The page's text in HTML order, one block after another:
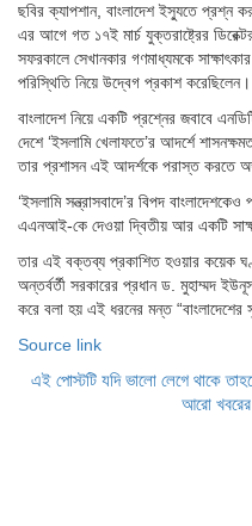
ছবির ক্যাপশান, বাংলাদেশ ইস্যুতে প্রশ্ন
এর আগে গত ১৭ই মার্চ যুক্তরাষ্ট্রের
সফরকালে সেখানকার গণমাধ্যমকে
পরিস্থিতি নিয়ে উদ্বেগ প্রকাশ করেছিলেন।
বাংলাদেশ নিয়ে একটি প্রশ্নের জবাবে
দেশে ‘ইসলামি খেলাফতে’র আদর্শে
তার প্রশাসন এই আদর্শকে পরাস্ত করতে
‘ইসলামি সন্ত্রাসবাদে’র বিপদ
এএনআই-কে দেওয়া দ্বিতীয় আর একটি
তার এই বক্তব্য প্রকাশিত হওয়ার কয়েক
অন্তর্বর্তী সরকারের প্রধান ড. মুহাম্মদ
করে বলা হয় এই ধরনের মন্ত “বাংলাদেশের
Source link
এই পোস্টটি যদি ভালো লেগে থাকে
আরো খবরের